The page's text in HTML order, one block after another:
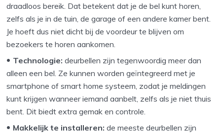
draadloos bereik. Dat betekent dat je de bel kunt horen,
zelfs als je in de tuin, de garage of een andere kamer bent.
Je hoeft dus niet dicht bij de voordeur te blijven om
bezoekers te horen aankomen.
Technologie: deurbellen zijn tegenwoordig meer dan
alleen een bel. Ze kunnen worden geïntegreerd met je
smartphone of smart home systeem, zodat je meldingen
kunt krijgen wanneer iemand aanbelt, zelfs als je niet thuis
bent. Dit biedt extra gemak en controle.
Makkelijk te installeren: de meeste deurbellen zijn